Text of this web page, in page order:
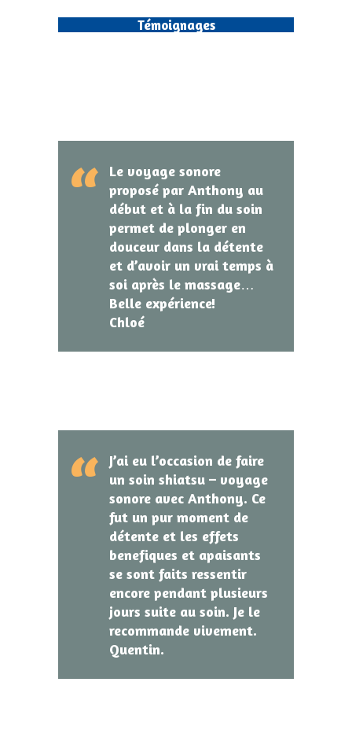
Témoignages
Le voyage sonore
proposé par Anthony au
début et à la fin du soin
permet de plonger en
douceur dans la détente
et d’avoir un vrai temps à
soi après le massage…
Belle expérience!
Chloé
J’ai eu l’occasion de faire
un soin shiatsu – voyage
sonore avec Anthony. Ce
fut un pur moment de
détente et les effets
benefiques et apaisants
se sont faits ressentir
encore pendant plusieurs
jours suite au soin. Je le
recommande vivement.
Quentin.